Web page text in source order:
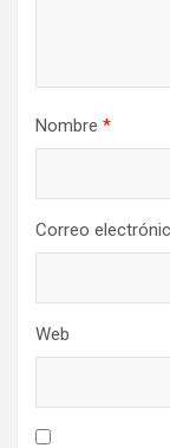
Nombre *
Correo
Web